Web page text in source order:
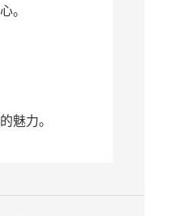
。
魅力。